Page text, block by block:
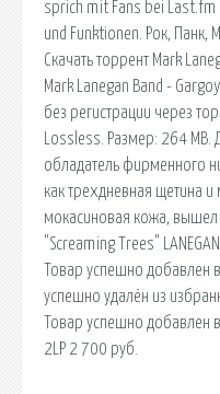
sprich mit Fans bei Last.fm
und Funktionen. Рок, Панк,
Скачать торрент Mark
Mark Lanegan Band -
без регистрации через
Lossless. Размер: 264 MB.
обладатель фирменного
как трехдневная щетина и
мокасиновая кожа,
"Screaming Trees"
Товар успешно добавлен
успешно удалён из
Товар успешно добавлен в
2LP 2 700 руб.